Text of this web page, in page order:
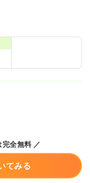
全無料 ／
てみる